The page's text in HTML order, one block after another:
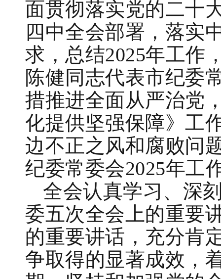
面贯彻落实党的二十
四中全会部署，落实
求，总结2025年工作
陈健同志代表市纪委
措推进全面从严治党
化提供坚强保障》工
边不正之风和腐败问
纪委常委会2025年工
全会认真学习、深
委五次全会上的重要
的重要讲话，充分肯
争取得的显著成效，